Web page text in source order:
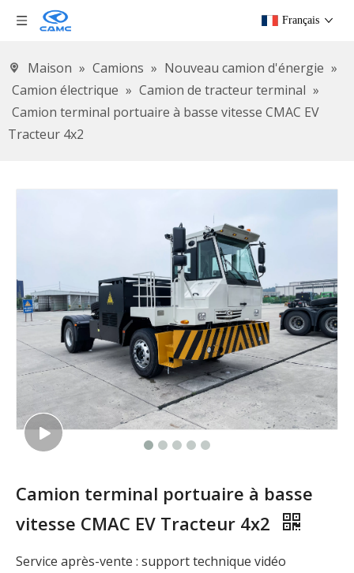
Français
Maison » Camions » Nouveau camion d'énergie »
Camion électrique » Camion de tracteur terminal »
Camion terminal portuaire à basse vitesse CMAC EV
Tracteur 4x2
Camion terminal portuaire à basse
vitesse CMAC EV Tracteur 4x2
Service après-vente : support technique vidéo